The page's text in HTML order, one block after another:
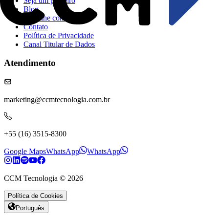
Blog​​​​‌ ‍ ​‍​‍‌‍ ‌ ​‍‌‍‍‌‌‍‌ ‌‍‍‌‌‍ ‍​‍​‍​ ‍‍​‍​‍‌ ​ ‌‍​‌‌‍ ‍‌‍‍‌‌ ‌​‌ ‍‌​‍ ‍‌‍‍‌‌‍ ​‍​‍​‍ ​​‍​‍‌‍‍​‌ ​‍‌‍‌‌‌‍‌‍​‍​‍​ ‍‍​‍​‍‌‍‍​‌ ‌​‌ ‌​‌ ​​‌ ​ ​ ‍‍​‍ ​‍ ‌‍​ ‌‍​ ‌‍ ‌‌ ‌​‌‍‌‌‌‍​ ‌‍ ‍‌‍ ‌‍ ​‌‍ ‌‍‌ ‌‍‍‌‌‍​‌​‍ ‍‌‍​ ‌‍ ‌‍ ‌​‍ ‍‌‍​‍‌ ​‍​‍ ‌‍​‌‌‍‌​‌‍ ‌‌‍‍‌‌‍ ‍​‍ ‌‍‍‌‌‍ ‍‌ ‌​‌‍‌‌‌‍ ‍‌ ‌​​‍ ‌‍‌‌‌‍‌​‌‍‍‌‌ ‌​​‍ ‌‍ ‌‌‍ ‌‍‌​‌‍‌‌​ ‌‌ ​​‌ ​‍‌‍‌‌‌ ​ ‌‍‌‌‌‍ ‍‌ ‌​‌‍​‌‌ ‌​‌‍‍‌‌‍ ‌‍ ‍​ ‍ ‌‍‍‌‌‍‌​​ ‌‌‍‌‍‌‍ ‌‍ ‌ ‌​‌‍‌‌‌ ​‍​ ‍ ‌ ‌​‌ ‍‌‌ ​​‌‍‌‌​ ‌‌‍‌‍‌‍ ‌‍ ‌ ‌​‌‍‌‌‌ ​‍​ ‍ ‌ ​​‌‍​‌‌ ‌​‌‍‍​​ ‌‌‍‌‍‌‍ ‌‍ ‌ ‌​‌‍‌‌‌ ​‍‌​‌ ‌ ​‍‌‍ ‌ ‌‌‌ ​​‌ ​ ​‍‌‌​ ‌‌‌​​‍‌‌ ‌‍‍ ‌‍‌‌‌ ‍‌​‍‌‌​ ​ ‌​‌​​‍‌‌​ ​ ‌​‌​​‍‌‌​ ​‍​ ​‍​ ​ ‌‍​‌​ ​ ‌‍​‌​ ​ ‌‍‌‌​ ​‍​ ​ ‌‍‌​​ ‌‌‌‍‌‍​ ‍​​‍‌‌​ ​‍​ ​‍​‍‌‌​ ‌‌‌​‌​​‍ ‍‌‍‌‍‌‍ ‌‍ ‌ ‌​‌‍‌‌‌ ​‍‌​‍‌‌ ‌​‌‍‌‌‌‍ ‌‌ ​ ​‍‌‌​ ‌‌‌​​‍‌‌ ‌‍‍ ‌‍‌‌‌ ‍‌​‍‌‌​ ​ ‌​‌​​‍‌‌​ ​ ‌​‌​​‍‌‌​ ​‍​ ​‍​ ​‌‌‍‌‌​ ‌ ​ ‍‌​ ​​​ ‌‍​ ‌​‌‍​‍​ ‍‌‌‍‌​​ ​‌​ ​‍​‍‌‌​ ​‍​ ​‍​‍‌‌​ ‌‌‌​‌​​‍ ‍‌‍ ​‌‍​‌‌‍​‍‌‍‌‌‌‍ ​​‍‌‌​ ‌‌‌​​‍‌‌ ‌‍‍ ‌‍‌‌‌ ‍‌​‍‌‌​ ​ ‌​‌​​‍‌‌​ ​ ‌​‌​​‍‌‌​ ​‍​ ​‍‌ ​​‌ ‌​​‍‌‌​ ​‍​ ​‍​‍‌‌​ ‌‌‌​‌​​‍ ‍‌ ‌‍‌‍​‌‌‍ ​‌ ‌‌‌‍‌‌​ ‌‍​‍‌‍​‌‌ ​ ‌‍‌‌‌‌‌‌‌ ​‍‌‍ ​​ ‌‌‍‍​‌ ‌​‌ ‌​‌ ​​‌ ​ ​‍‌‌​ ​ ‌​​‌​‍‌‌​ ​‍‌​‌‍​‍‌‌​ ​‍‌​‌‍‌‍​ ‌‍​ ‌‍ ‌‌ ‌​‌‍‌‌‌‍​ ‌‍ ‍‌‍ ‌‍ ​‌‍ ‌‍‌ ‌‍‍‌‌‍​‌​‍ ‍‌‍​ ‌‍ ‌‍ ‌​‍ ‍‌‍​‍‌ ​‍​‍‌‌​ ​‍‌​‌‍‌‍​‌‌‍‌​‌‍ ‌‌‍‍‌‌‍ ‍​‍‌‍‌‍‍‌‌‍‌​​ ‌‌‍‌‍‌‍ ‌‍ ‌ ‌​‌‍‌‌‌ ​‍​‍‌‍‌ ‌​‌ ‍‌‌ ​​‌‍‌‌​ ‌‌‍‌‍‌‍ ‌‍ ‌ ‌​‌‍‌‌‌ ​‍​‍‌‍‌ ​​‌‍​‌‌ ‌​‌‍‍​​ ‌‌‍‌‍‌‍ ‌‍ ‌ ‌​‌‍‌‌‌ ​‍‌​‌ ‌ ​‍‌‍ ‌ ‌‌‌ ​​‌ ​ ​‍‌‌​ ‌‌‌​​‍‌‌ ‌‍‍ ‌‍‌‌‌ ‍‌​‍‌‌​ ​ ‌​‌​​‍‌‌​ ​ ‌​‌​​‍‌‌​ ​‍​ ​‍​ ​ ‌‍​‌​ ​ ‌‍​‌​ ​ ‌‍‌‌​ ​‍​ ​ ‌‍‌​​ ‌‌‌‍‌‍​ ‍​​‍‌‌​ ​‍​ ​‍​‍‌‌​ ‌‌‌​‌​​‍ ‍‌‍‌‍‌‍ ‌‍ ‌ ‌​‌‍‌‌‌ ​‍‌​‍‌‌ ‌​‌‍‌‌‌‍ ‌‌ ​ ​‍‌‌​ ‌‌‌​​‍‌‌ ‌‍‍ ‌‍‌‌‌ ‍‌​‍‌‌​ ​ ‌​‌​​‍‌‌​ ​ ‌​‌​​‍‌‌​ ​‍​ ​‍​ ​‌‌‍‌‌​ ‌ ​ ‍‌​ ​​​ ‌‍​ ‌​‌‍​‍​ ‍‌‌‍‌​​ ​‌​ ​‍​‍‌‌​ ​‍​ ​‍​‍‌‌​ ‌‌‌​‌​​‍ ‍‌‍ ​‌‍​‌‌‍​‍‌‍‌‌‌‍ ​​‍‌‌​ ‌‌‌​​‍‌‌ ‌‍‍ ‌‍‌‌‌ ‍‌​‍‌‌​ ​ ‌​‌​​‍‌‌​ ​ ‌​‌​​‍‌‌​ ​‍​ ​‍‌ ​​‌ ‌​​‍‌‌​ ​‍​ ​‍​‍‌‌​ ‌‌‌​‌​​‍ ‍‌ ‌‍‌‍​‌‌‍ ​‌ ‌‌‌‍‌‌​‍‌‍‌ ​​‌‍‌‌‌ ​‍‌ ​ ‌ ​​‌‍‌‌‌‍​ ‌ ‌​‌‍‍‌‌ ‌‍‌‍‌‌​ ‌‌ ​​‌ ‌‌‌‍​‍‌‍ ​‌‍‍‌‌ ​ ‌‍‍​‌‍‌‌‌‍‌​​‍​‍‌ ‌
Trabalhe conosco​​​​‌ ‍ ​‍​‍‌‍ ‌ ​‍‌‍‍‌‌‍‌ ‌‍‍‌‌‍ ‍​‍​‍​ ‍‍​‍​‍‌ ​ ‌‍​‌‌‍ ‍‌‍‍‌‌ ‌​‌ ‍‌​‍ ‍‌‍‍‌‌‍ ​‍​‍​‍ ​​‍​‍‌‍‍​‌ ​‍‌‍‌‌‌‍‌‍​‍​‍​ ‍‍​‍​‍‌‍‍​‌ ‌​‌ ‌​‌ ​​‌ ​ ​ ‍‍​‍ ​‍ ‌‍​ ‌‍​ ‌‍ ‌‌ ‌​‌‍‌‌‌‍​ ‌‍ ‍‌‍ ‌‍ ​‌‍ ‌‍‌ ‌‍‍‌‌‍​‌​‍ ‍‌‍​ ‌‍ ‌‍ ‌​‍ ‍‌‍​‍‌ ​‍​‍ ‌‍​‌‌‍‌​‌‍ ‌‌‍‍‌‌‍ ‍​‍ ‌‍‍‌‌‍ ‍‌ ‌​‌‍‌‌‌‍ ‍‌ ‌​​‍ ‌‍‌‌‌‍‌​‌‍‍‌‌ ‌​​‍ ‌‍ ‌‌‍ ‌‍‌​‌‍‌‌​ ‌‌ ​​‌ ​‍‌‍‌‌‌ ​ ‌‍‌‌‌‍ ‍‌ ‌​‌‍​‌‌ ‌​‌‍‍‌‌‍ ‌‍ ‍​ ‍ ‌‍‍‌‌‍‌​​ ‌‌‍‌‍‌‍ ‌‍ ‌ ‌​‌‍‌‌‌ ​‍​ ‍ ‌ ‌​‌ ‍‌‌ ​​‌‍‌‌​ ‌‌‍‌‍‌‍ ‌‍ ‌ ‌​‌‍‌‌‌ ​‍​ ‍ ‌ ​​‌‍​‌‌ ‌​‌‍‍​​ ‌‌‍‌‍‌‍ ‌‍ ‌ ‌​‌‍‌‌‌ ​‍‌​‌ ‌ ​‍‌‍ ‌ ‌‌‌ ​​‌ ​ ​‍‌‌​ ‌‌‌​​‍‌‌ ‌‍‍ ‌‍‌‌‌ ‍‌​‍‌‌​ ​ ‌​‌​​‍‌‌​ ​ ‌​‌​​‍‌‌​ ​‍​ ​‍​ ​ ‌‍​‌​ ​ ‌‍​‌​ ​ ‌‍‌‌​ ​‍​ ​ ‌‍‌​​ ‌‌‌‍‌‍​ ‍​​‍‌‌​ ​‍​ ​‍​‍‌‌​ ‌‌‌​‌​​‍ ‍‌‍‌‍‌‍ ‌‍ ‌ ‌​‌‍‌‌‌ ​‍‌​‍‌‌ ‌​‌‍‌‌‌‍ ‌‌ ​ ​‍‌‌​ ‌‌‌​​‍‌‌ ‌‍‍ ‌‍‌‌‌ ‍‌​‍‌‌​ ​ ‌​‌​​‍‌‌​ ​ ‌​‌​​‍‌‌​ ​‍​ ​‍‌‍‌​‌‍​‍‌‍​ ​ ​​‌‍‌‌‌‍‌‌​ ‌​​ ​‍​ ‌​​ ​​‌‍​‌​ ‍‌​‍‌‌​ ​‍​ ​‍​‍‌‌​ ‌‌‌​‌​​‍ ‍‌‍ ​‌‍​‌‌‍​‍‌‍‌‌‌‍ ​​‍‌‌​ ‌‌‌​​‍‌‌ ‌‍‍ ‌‍‌‌‌ ‍‌​‍‌‌​ ​ ‌​‌​​‍‌‌​ ​ ‌​‌​​‍‌‌​ ​‍​ ​‍‌ ​​‌ ‌​​‍‌‌​ ​‍​ ​‍​‍‌‌​ ‌‌‌​‌​​‍ ‍‌ ‌‍‌‍​‌‌‍ ​‌ ‌‌‌‍‌‌​ ‌‍​‍‌‍​‌‌ ​ ‌‍‌‌‌‌‌‌‌ ​‍‌‍ ​​ ‌‌‍‍​‌ ‌​‌ ‌​‌ ​​‌ ​ ​‍‌‌​ ​ ‌​​‌​‍‌‌​ ​‍‌​‌‍​‍‌‌​ ​‍‌​‌‍‌‍​ ‌‍​ ‌‍ ‌‌ ‌​‌‍‌‌‌‍​ ‌‍ ‍‌‍ ‌‍ ​‌‍ ‌‍‌ ‌‍‍‌‌‍​‌​‍ ‍‌‍​ ‌‍ ‌‍ ‌​‍ ‍‌‍​‍‌ ​‍​‍‌‌​ ​‍‌​‌‍‌‍​‌‌‍‌​‌‍ ‌‌‍‍‌‌‍ ‍​‍‌‍‌‍‍‌‌‍‌​​ ‌‌‍‌‍‌‍ ‌‍ ‌ ‌​‌‍‌‌‌ ​‍​‍‌‍‌ ‌​‌ ‍‌‌ ​​‌‍‌‌​ ‌‌‍‌‍‌‍ ‌‍ ‌ ‌​‌‍‌‌‌ ​‍​‍‌‍‌ ​​‌‍​‌‌ ‌​‌‍‍​​ ‌‌‍‌‍‌‍ ‌‍ ‌ ‌​‌‍‌‌‌ ​‍‌​‌ ‌ ​‍‌‍ ‌ ‌‌‌ ​​‌ ​ ​‍‌‌​ ‌‌‌​​‍‌‌ ‌‍‍ ‌‍‌‌‌ ‍‌​‍‌‌​ ​ ‌​‌​​‍‌‌​ ​ ‌​‌​​‍‌‌​ ​‍​ ​‍​ ​ ‌‍​‌​ ​ ‌‍​‌​ ​ ‌‍‌‌​ ​‍​ ​ ‌‍‌​​ ‌‌‌‍‌‍​ ‍​​‍‌‌​ ​‍​ ​‍​‍‌‌​ ‌‌‌​‌​​‍ ‍‌‍‌‍‌‍ ‌‍ ‌ ‌​‌‍‌‌‌ ​‍‌​‍‌‌ ‌​‌‍‌‌‌‍ ‌‌ ​ ​‍‌‌​ ‌‌‌​​‍‌‌ ‌‍‍ ‌‍‌‌‌ ‍‌​‍‌‌​ ​ ‌​‌​​‍‌‌​ ​ ‌​‌​​‍‌‌​ ​‍​ ​‍‌‍‌​‌‍​‍‌‍​ ​ ​​‌‍‌‌‌‍‌‌​ ‌​​ ​‍​ ‌​​ ​​‌‍​‌​ ‍‌​‍‌‌​ ​‍​ ​‍​‍‌‌​ ‌‌‌​‌​​‍ ‍‌‍ ​‌‍​‌‌‍​‍‌‍‌‌‌‍ ​​‍‌‌​ ‌‌‌​​‍‌‌ ‌‍‍ ‌‍‌‌‌ ‍‌​‍‌‌​ ​ ‌​‌​​‍‌‌​ ​ ‌​‌​​‍‌‌​ ​‍​ ​‍‌ ​​‌ ‌​​‍‌‌​ ​‍​ ​‍​‍‌‌​ ‌‌‌​‌​​‍ ‍‌ ‌‍‌‍​‌‌‍ ​‌ ‌‌‌‍‌‌​‍‌‍‌ ​​‌‍‌‌‌ ​‍‌ ​ ‌ ​​‌‍‌‌‌‍​ ‌ ‌​‌‍‍‌‌ ‌‍‌‍‌‌​ ‌‌ ​​‌ ‌‌‌‍​‍‌‍ ​‌‍‍‌‌ ​ ‌‍‍​‌‍‌‌‌‍‌​​‍​‍‌ ‌
Contato​​​​‌ ‍ ​‍​‍‌‍ ‌ ​‍‌‍‍‌‌‍‌ ‌‍‍‌‌‍ ‍​‍​‍​ ‍‍​‍​‍‌ ​ ‌‍​‌‌‍ ‍‌‍‍‌‌ ‌​‌ ‍‌​‍ ‍‌‍‍‌‌‍ ​‍​‍​‍ ​​‍​‍‌‍‍​‌ ​‍‌‍‌‌‌‍‌‍​‍​‍​ ‍‍​‍​‍‌‍‍​‌ ‌​‌ ‌​‌ ​​‌ ​ ​ ‍‍​‍ ​‍ ‌‍​ ‌‍​ ‌‍ ‌‌ ‌​‌‍‌‌‌‍​ ‌‍ ‍‌‍ ‌‍ ​‌‍ ‌‍‌ ‌‍‍‌‌‍​‌​‍ ‍‌‍​ ‌‍ ‌‍ ‌​‍ ‍‌‍​‍‌ ​‍​‍ ‌‍​‌‌‍‌​‌‍ ‌‌‍‍‌‌‍ ‍​‍ ‌‍‍‌‌‍ ‍‌ ‌​‌‍‌‌‌‍ ‍‌ ‌​​‍ ‌‍‌‌‌‍‌​‌‍‍‌‌ ‌​​‍ ‌‍ ‌‌‍ ‌‍‌​‌‍‌‌​ ‌‌ ​​‌ ​‍‌‍‌‌‌ ​ ‌‍‌‌‌‍ ‍‌ ‌​‌‍​‌‌ ‌​‌‍‍‌‌‍ ‌‍ ‍​ ‍ ‌‍‍‌‌‍‌​​ ‌‌‍‌‍‌‍ ‌‍ ‌ ‌​‌‍‌‌‌ ​‍​ ‍ ‌ ‌​‌ ‍‌‌ ​​‌‍‌‌​ ‌‌‍‌‍‌‍ ‌‍ ‌ ‌​‌‍‌‌‌ ​‍​ ‍ ‌ ​​‌‍​‌‌ ‌​‌‍‍​​ ‌‌‍‌‍‌‍ ‌‍ ‌ ‌​‌‍‌‌‌ ​‍‌​‌ ‌ ​‍‌‍ ‌ ‌‌‌ ​​‌ ​ ​‍‌‌​ ‌‌‌​​‍‌‌ ‌‍‍ ‌‍‌‌‌ ‍‌​‍‌‌​ ​ ‌​‌​​‍‌‌​ ​ ‌​‌​​‍‌‌​ ​‍​ ​‍​ ​ ‌‍​‌​ ​ ‌‍​‌​ ​ ‌‍‌‌​ ​‍​ ​ ‌‍‌​​ ‌‌‌‍‌‍​ ‍​​‍‌‌​ ​‍​ ​‍​‍‌‌​ ‌‌‌​‌​​‍ ‍‌‍‌‍‌‍ ‌‍ ‌ ‌​‌‍‌‌‌ ​‍‌​‍‌‌ ‌​‌‍‌‌‌‍ ‌‌ ​ ​‍‌‌​ ‌‌‌​​‍‌‌ ‌‍‍ ‌‍‌‌‌ ‍‌​‍‌‌​ ​ ‌​‌​​‍‌‌​ ​ ‌​‌​​‍‌‌​ ​‍​ ​‍​ ​ ​ ‌‌​ ​‌​ ​‍​ ‌‌​ ​​‌‍​‌‌‍‌​‌‍‌‌​ ​​‌‍​‌​ ‌ ​‍‌‌​ ​‍​ ​‍​‍‌‌​ ‌‌‌​‌​​‍ ‍‌‍ ​‌‍​‌‌‍​‍‌‍‌‌‌‍ ​​‍‌‌​ ‌‌‌​​‍‌‌ ‌‍‍ ‌‍‌‌‌ ‍‌​‍‌‌​ ​ ‌​‌​​‍‌‌​ ​ ‌​‌​​‍‌‌​ ​‍​ ​‍‌ ​​‌ ‌​​‍‌‌​ ​‍​ ​‍​‍‌‌​ ‌‌‌​‌​​‍ ‍‌ ‌‍‌‍​‌‌‍ ​‌ ‌‌‌‍‌‌​ ‌‍​‍‌‍​‌‌ ​ ‌‍‌‌‌‌‌‌‌ ​‍‌‍ ​​ ‌‌‍‍​‌ ‌​‌ ‌​‌ ​​‌ ​ ​‍‌‌​ ​ ‌​​‌​‍‌‌​ ​‍‌​‌‍​‍‌‌​ ​‍‌​‌‍‌‍​ ‌‍​ ‌‍ ‌‌ ‌​‌‍‌‌‌‍​ ‌‍ ‍‌‍ ‌‍ ​‌‍ ‌‍‌ ‌‍‍‌‌‍​‌​‍ ‍‌‍​ ‌‍ ‌‍ ‌​‍ ‍‌‍​‍‌ ​‍​‍‌‌​ ​‍‌​‌‍‌‍​‌‌‍‌​‌‍ ‌‌‍‍‌‌‍ ‍​‍‌‍‌‍‍‌‌‍‌​​ ‌‌‍‌‍‌‍ ‌‍ ‌ ‌​‌‍‌‌‌ ​‍​‍‌‍‌ ‌​‌ ‍‌‌ ​​‌‍‌‌​ ‌‌‍‌‍‌‍ ‌‍ ‌ ‌​‌‍‌‌‌ ​‍​‍‌‍‌ ​​‌‍​‌‌ ‌​‌‍‍​​ ‌‌‍‌‍‌‍ ‌‍ ‌ ‌​‌‍‌‌‌ ​‍‌​‌ ‌ ​‍‌‍ ‌ ‌‌‌ ​​‌ ​ ​‍‌‌​ ‌‌‌​​‍‌‌ ‌‍‍ ‌‍‌‌‌ ‍‌​‍‌‌​ ​ ‌​‌​​‍‌‌​ ​ ‌​‌​​‍‌‌​ ​‍​ ​‍​ ​ ‌‍​‌​ ​ ‌‍​‌​ ​ ‌‍‌‌​ ​‍​ ​ ‌‍‌​​ ‌‌‌‍‌‍​ ‍​​‍‌‌​ ​‍​ ​‍​‍‌‌​ ‌‌‌​‌​​‍ ‍‌‍‌‍‌‍ ‌‍ ‌ ‌​‌‍‌‌‌ ​‍‌​‍‌‌ ‌​‌‍‌‌‌‍ ‌‌ ​ ​‍‌‌​ ‌‌‌​​‍‌‌ ‌‍‍ ‌‍‌‌‌ ‍‌​‍‌‌​ ​ ‌​‌​​‍‌‌​ ​ ‌​‌​​‍‌‌​ ​‍​ ​‍​ ​ ​ ‌‌​ ​‌​ ​‍​ ‌‌​ ​​‌‍​‌‌‍‌​‌‍‌‌​ ​​‌‍​‌​ ‌ ​‍‌‌​ ​‍​ ​‍​‍‌‌​ ‌‌‌​‌​​‍ ‍‌‍ ​‌‍​‌‌‍​‍‌‍‌‌‌‍ ​​‍‌‌​ ‌‌‌​​‍‌‌ ‌‍‍ ‌‍‌‌‌ ‍‌​‍‌‌​ ​ ‌​‌​​‍‌‌​ ​ ‌​‌​​‍‌‌​ ​‍​ ​‍‌ ​​‌ ‌​​‍‌‌​ ​‍​ ​‍​‍‌‌​ ‌‌‌​‌​​‍ ‍‌ ‌‍‌‍​‌‌‍ ​‌ ‌‌‌‍‌‌​‍‌‍‌ ​​‌‍‌‌‌ ​‍‌ ​ ‌ ​​‌‍‌‌‌‍​ ‌ ‌​‌‍‍‌‌ ‌‍‌‍‌‌​ ‌‌ ​​‌ ‌‌‌‍​‍‌‍ ​‌‍‍‌‌ ​ ‌‍‍​‌‍‌‌‌‍‌​​‍​‍‌ ‌
Política de Privacidade​​​​‌ ‍ ​‍​‍‌‍ ‌ ​‍‌‍‍‌‌‍‌ ‌‍‍‌‌‍ ‍​‍​‍​ ‍‍​‍​‍‌ ​ ‌‍​‌‌‍ ‍‌‍‍‌‌ ‌​‌ ‍‌​‍ ‍‌‍‍‌‌‍ ​‍​‍​‍ ​​‍​‍‌‍‍​‌ ​‍‌‍‌‌‌‍‌‍​‍​‍​ ‍‍​‍​‍‌‍‍​‌ ‌​‌ ‌​‌ ​​‌ ​ ​ ‍‍​‍ ​‍ ‌‍​ ‌‍​ ‌‍ ‌‌ ‌​‌‍‌‌‌‍​ ‌‍ ‍‌‍ ‌‍ ​‌‍ ‌‍‌ ‌‍‍‌‌‍​‌​‍ ‍‌‍​ ‌‍ ‌‍ ‌​‍ ‍‌‍​‍‌ ​‍​‍ ‌‍​‌‌‍‌​‌‍ ‌‌‍‍‌‌‍ ‍​‍ ‌‍‍‌‌‍ ‍‌ ‌​‌‍‌‌‌‍ ‍‌ ‌​​‍ ‌‍‌‌‌‍‌​‌‍‍‌‌ ‌​​‍ ‌‍ ‌‌‍ ‌‍‌​‌‍‌‌​ ‌‌ ​​‌ ​‍‌‍‌‌‌ ​ ‌‍‌‌‌‍ ‍‌ ‌​‌‍​‌‌ ‌​‌‍‍‌‌‍ ‌‍ ‍​ ‍ ‌‍‍‌‌‍‌​​ ‌‌‍‌‍‌‍ ‌‍ ‌ ‌​‌‍‌‌‌ ​‍​ ‍ ‌ ‌​‌ ‍‌‌ ​​‌‍‌‌​ ‌‌‍‌‍‌‍ ‌‍ ‌ ‌​‌‍‌‌‌ ​‍​ ‍ ‌ ​​‌‍​‌‌ ‌​‌‍‍​​ ‌‌‍‌‍‌‍ ‌‍ ‌ ‌​‌‍‌‌‌ ​‍‌​‌ ‌ ​‍‌‍ ‌ ‌‌‌ ​​‌ ​ ​‍‌‌​ ‌‌‌​​‍‌‌ ‌‍‍ ‌‍‌‌‌ ‍‌​‍‌‌​ ​ ‌​‌​​‍‌‌​ ​ ‌​‌​​‍‌‌​ ​‍​ ​‍​ ​ ‌‍​‌​ ​ ‌‍​‌​ ​ ‌‍‌‌​ ​‍​ ​ ‌‍‌​​ ‌‌‌‍‌‍​ ‍​​‍‌‌​ ​‍​ ​‍​‍‌‌​ ‌‌‌​‌​​‍ ‍‌‍‌‍‌‍ ‌‍ ‌ ‌​‌‍‌‌‌ ​‍‌​‍‌‌ ‌​‌‍‌‌‌‍ ‌‌ ​ ​‍‌‌​ ‌‌‌​​‍‌‌ ‌‍‍ ‌‍‌‌‌ ‍‌​‍‌‌​ ​ ‌​‌​​‍‌‌​ ​ ‌​‌​​‍‌‌​ ​‍​ ​‍‌‍‌‍​ ‌ ‌‍‌‍‌‍‌‌​ ​​‌‍​‌‌‍‌‌​ ‌‌​ ‍‌​ ​ ‌‍‌​​ ‌‍​‍‌‌​ ​‍​ ​‍​‍‌‌​ ‌‌‌​‌​​‍ ‍‌‍ ​‌‍​‌‌‍​‍‌‍‌‌‌‍ ​​‍‌‌​ ‌‌‌​​‍‌‌ ‌‍‍ ‌‍‌‌‌ ‍‌​‍‌‌​ ​ ‌​‌​​‍‌‌​ ​ ‌​‌​​‍‌‌​ ​‍​ ​‍‌ ​​‌ ‌​​‍‌‌​ ​‍​ ​‍​‍‌‌​ ‌‌‌​‌​​‍ ‍‌ ‌‍‌‍​‌‌‍ ​‌ ‌‌‌‍‌‌​ ‌‍​‍‌‍​‌‌ ​ ‌‍‌‌‌‌‌‌‌ ​‍‌‍ ​​ ‌‌‍‍​‌ ‌​‌ ‌​‌ ​​‌ ​ ​‍‌‌​ ​ ‌​​‌​‍‌‌​ ​‍‌​‌‍​‍‌‌​ ​‍‌​‌‍‌‍​ ‌‍​ ‌‍ ‌‌ ‌​‌‍‌‌‌‍​ ‌‍ ‍‌‍ ‌‍ ​‌‍ ‌‍‌ ‌‍‍‌‌‍​‌​‍ ‍‌‍​ ‌‍ ‌‍ ‌​‍ ‍‌‍​‍‌ ​‍​‍‌‌​ ​‍‌​‌‍‌‍​‌‌‍‌​‌‍ ‌‌‍‍‌‌‍ ‍​‍‌‍‌‍‍‌‌‍‌​​ ‌‌‍‌‍‌‍ ‌‍ ‌ ‌​‌‍‌‌‌ ​‍​‍‌‍‌ ‌​‌ ‍‌‌ ​​‌‍‌‌​ ‌‌‍‌‍‌‍ ‌‍ ‌ ‌​‌‍‌‌‌ ​‍​‍‌‍‌ ​​‌‍​‌‌ ‌​‌‍‍​​ ‌‌‍‌‍‌‍ ‌‍ ‌ ‌​‌‍‌‌‌ ​‍‌​‌ ‌ ​‍‌‍ ‌ ‌‌‌ ​​‌ ​ ​‍‌‌​ ‌‌‌​​‍‌‌ ‌‍‍ ‌‍‌‌‌ ‍‌​‍‌‌​ ​ ‌​‌​​‍‌‌​ ​ ‌​‌​​‍‌‌​ ​‍​ ​‍​ ​ ‌‍​‌​ ​ ‌‍​‌​ ​ ‌‍‌‌​ ​‍​ ​ ‌‍‌​​ ‌‌‌‍‌‍​ ‍​​‍‌‌​ ​‍​ ​‍​‍‌‌​ ‌‌‌​‌​​‍ ‍‌‍‌‍‌‍ ‌‍ ‌ ‌​‌‍‌‌‌ ​‍‌​‍‌‌ ‌​‌‍‌‌‌‍ ‌‌ ​ ​‍‌‌​ ‌‌‌​​‍‌‌ ‌‍‍ ‌‍‌‌‌ ‍‌​‍‌‌​ ​ ‌​‌​​‍‌‌​ ​ ‌​‌​​‍‌‌​ ​‍​ ​‍‌‍‌‍​ ‌ ‌‍‌‍‌‍‌‌​ ​​‌‍​‌‌‍‌‌​ ‌‌​ ‍‌​ ​ ‌‍‌​​ ‌‍​‍‌‌​ ​‍​ ​‍​‍‌‌​ ‌‌‌​‌​​‍ ‍‌‍ ​‌‍​‌‌‍​‍‌‍‌‌‌‍ ​​‍‌‌​ ‌‌‌​​‍‌‌ ‌‍‍ ‌‍‌‌‌ ‍‌​‍‌‌​ ​ ‌​‌​​‍‌‌​ ​ ‌​‌​​‍‌‌​ ​‍​ ​‍‌ ​​‌ ‌​​‍‌‌​ ​‍​ ​‍​‍‌‌​ ‌‌‌​‌​​‍ ‍‌ ‌‍‌‍​‌‌‍ ​‌ ‌‌‌‍‌‌​‍‌‍‌ ​​‌‍‌‌‌ ​‍‌ ​ ‌ ​​‌‍‌‌‌‍​ ‌ ‌​‌‍‍‌‌ ‌‍‌‍‌‌​ ‌‌ ​​‌ ‌‌‌‍​‍‌‍ ​‌‍‍‌‌ ​ ‌‍‍​‌‍‌‌‌‍‌​​‍​‍‌ ‌
Canal Titular de Dados​​​​‌ ‍ ​‍​‍‌‍ ‌ ​‍‌‍‍‌‌‍‌ ‌‍‍‌‌‍ ‍​‍​‍​ ‍‍​‍​‍‌ ​ ‌‍​‌‌‍ ‍‌‍‍‌‌ ‌​‌ ‍‌​‍ ‍‌‍‍‌‌‍ ​‍​‍​‍ ​​‍​‍‌‍‍​‌ ​‍‌‍‌‌‌‍‌‍​‍​‍​ ‍‍​‍​‍‌‍‍​‌ ‌​‌ ‌​‌ ​​‌ ​ ​ ‍‍​‍ ​‍ ‌‍​ ‌‍​ ‌‍ ‌‌ ‌​‌‍‌‌‌‍​ ‌‍ ‍‌‍ ‌‍ ​‌‍ ‌‍‌ ‌‍‍‌‌‍​‌​‍ ‍‌‍​ ‌‍ ‌‍ ‌​‍ ‍‌‍​‍‌ ​‍​‍ ‌‍​‌‌‍‌​‌‍ ‌‌‍‍‌‌‍ ‍​‍ ‌‍‍‌‌‍ ‍‌ ‌​‌‍‌‌‌‍ ‍‌ ‌​​‍ ‌‍‌‌‌‍‌​‌‍‍‌‌ ‌​​‍ ‌‍ ‌‌‍ ‌‍‌​‌‍‌‌​ ‌‌ ​​‌ ​‍‌‍‌‌‌ ​ ‌‍‌‌‌‍ ‍‌ ‌​‌‍​‌‌ ‌​‌‍‍‌‌‍ ‌‍ ‍​ ‍ ‌‍‍‌‌‍‌​​ ‌‌‍‌‍‌‍ ‌‍ ‌ ‌​‌‍‌‌‌ ​‍​ ‍ ‌ ‌​‌ ‍‌‌ ​​‌‍‌‌​ ‌‌‍‌‍‌‍ ‌‍ ‌ ‌​‌‍‌‌‌ ​‍​ ‍ ‌ ​​‌‍​‌‌ ‌​‌‍‍​​ ‌‌‍‌‍‌‍ ‌‍ ‌ ‌​‌‍‌‌‌ ​‍‌​‌ ‌ ​‍‌‍ ‌ ‌‌‌ ​​‌ ​ ​‍‌‌​ ‌‌‌​​‍‌‌ ‌‍‍ ‌‍‌‌‌ ‍‌​‍‌‌​ ​ ‌​‌​​‍‌‌​ ​ ‌​‌​​‍‌‌​ ​‍​ ​‍​ ​ ‌‍​‌​ ​ ‌‍​‌​ ​ ‌‍‌‌​ ​‍​ ​ ‌‍‌​​ ‌‌‌‍‌‍​ ‍​​‍‌‌​ ​‍​ ​‍​‍‌‌​ ‌‌‌​‌​​‍ ‍‌‍‌‍‌‍ ‌‍ ‌ ‌​‌‍‌‌‌ ​‍‌​‍‌‌ ‌​‌‍‌‌‌‍ ‌‌ ​ ​‍‌‌​ ‌‌‌​​‍‌‌ ‌‍‍ ‌‍‌‌‌ ‍‌​‍‌‌​ ​ ‌​‌​​‍‌‌​ ​ ‌​‌​​‍‌‌​ ​‍​ ​‍​ ​‍​ ‍‌​ ‌ ​ ​​​ ‍​‌‍‌‍​ ‍‌‌‍‌​‌‍‌‌​ ​ ‌‍​‍​ ‌ ​‍‌‌​ ​‍​ ​‍​‍‌‌​ ‌‌‌​‌​​‍ ‍‌‍ ​‌‍​‌‌‍​‍‌‍‌‌‌‍ ​​‍‌‌​ ‌‌‌​​‍‌‌ ‌‍‍ ‌‍‌‌‌ ‍‌​‍‌‌​ ​ ‌​‌​​‍‌‌​ ​ ‌​‌​​‍‌‌​ ​‍​ ​‍‌ ​​‌ ‌​​‍‌‌​ ​‍​ ​‍​‍‌‌​ ‌‌‌​‌​​‍ ‍‌ ‌‍‌‍​‌‌‍ ​‌ ‌‌‌‍‌‌​ ‌‍​‍‌‍​‌‌ ​ ‌‍‌‌‌‌‌‌‌ ​‍‌‍ ​​ ‌‌‍‍​‌ ‌​‌ ‌​‌ ​​‌ ​ ​‍‌‌​ ​ ‌​​‌​‍‌‌​ ​‍‌​‌‍​‍‌‌​ ​‍‌​‌‍‌‍​ ‌‍​ ‌‍ ‌‌ ‌​‌‍‌‌‌‍​ ‌‍ ‍‌‍ ‌‍ ​‌‍ ‌‍‌ ‌‍‍‌‌‍​‌​‍ ‍‌‍​ ‌‍ ‌‍ ‌​‍ ‍‌‍​‍‌ ​‍​‍‌‌​ ​‍‌​‌‍‌‍​‌‌‍‌​‌‍ ‌‌‍‍‌‌‍ ‍​‍‌‍‌‍‍‌‌‍‌​​ ‌‌‍‌‍‌‍ ‌‍ ‌ ‌​‌‍‌‌‌ ​‍​‍‌‍‌ ‌​‌ ‍‌‌ ​​‌‍‌‌​ ‌‌‍‌‍‌‍ ‌‍ ‌ ‌​‌‍‌‌‌ ​‍​‍‌‍‌ ​​‌‍​‌‌ ‌​‌‍‍​​ ‌‌‍‌‍‌‍ ‌‍ ‌ ‌​‌‍‌‌‌ ​‍‌​‌ ‌ ​‍‌‍ ‌ ‌‌‌ ​​‌ ​ ​‍‌‌​ ‌‌‌​​‍‌‌ ‌‍‍ ‌‍‌‌‌ ‍‌​‍‌‌​ ​ ‌​‌​​‍‌‌​ ​ ‌​‌​​‍‌‌​ ​‍​ ​‍​ ​ ‌‍​‌​ ​ ‌‍​‌​ ​ ‌‍‌‌​ ​‍​ ​ ‌‍‌​​ ‌‌‌‍‌‍​ ‍​​‍‌‌​ ​‍​ ​‍​‍‌‌​ ‌‌‌​‌​​‍ ‍‌‍‌‍‌‍ ‌‍ ‌ ‌​‌‍‌‌‌ ​‍‌​‍‌‌ ‌​‌‍‌‌‌‍ ‌‌ ​ ​‍‌‌​ ‌‌‌​​‍‌‌ ‌‍‍ ‌‍‌‌‌ ‍‌​‍‌‌​ ​ ‌​‌​​‍‌‌​ ​ ‌​‌​​‍‌‌​ ​‍​ ​‍​ ​‍​ ‍‌​ ‌ ​ ​​​ ‍​‌‍‌‍​ ‍‌‌‍‌​‌‍‌‌​ ​ ‌‍​‍​ ‌ ​‍‌‌​ ​‍​ ​‍​‍‌‌​ ‌‌‌​‌​​‍ ‍‌‍ ​‌‍​‌‌‍​‍‌‍‌‌‌‍ ​​‍‌‌​ ‌‌‌​​‍‌‌ ‌‍‍ ‌‍‌‌‌ ‍‌​‍‌‌​ ​ ‌​‌​​‍‌‌​ ​ ‌​‌​​‍‌‌​ ​‍​ ​‍‌ ​​‌ ‌​​‍‌‌​ ​‍​ ​‍​‍‌‌​ ‌‌‌​‌​​‍ ‍‌ ‌‍‌‍​‌‌‍ ​‌ ‌‌‌‍‌‌​‍‌‍‌ ​​‌‍‌‌‌ ​‍‌ ​ ‌ ​​‌‍‌‌‌‍​ ‌ ‌​‌‍‍‌‌ ‌‍‌‍‌‌​ ‌‌ ​​‌ ‌‌‌‍​‍‌‍ ​‌‍‍‌‌ ​ ‌‍‍​‌‍‌‌‌‍‌​​‍​‍‌ ‌
Atendimento​​​​‌ ‍ ​‍​‍‌‍ ‌ ​‍‌‍‍‌‌‍‌ ‌‍‍‌‌‍ ‍​‍​‍​ ‍‍​‍​‍‌ ​ ‌‍​‌‌‍ ‍‌‍‍‌‌ ‌​‌ ‍‌​‍ ‍‌‍‍‌‌‍ ​‍​‍​‍ ​​‍​‍‌‍‍​‌ ​‍‌‍‌‌‌‍‌‍​‍​‍​ ‍‍​‍​‍‌‍‍​‌ ‌​‌ ‌​‌ ​​‌ ​ ​ ‍‍​‍ ​‍ ‌‍​ ‌‍​ ‌‍ ‌‌ ‌​‌‍‌‌‌‍​ ‌‍ ‍‌‍ ‌‍ ​‌‍ ‌‍‌ ‌‍‍‌‌‍​‌​‍ ‍‌‍​ ‌‍ ‌‍ ‌​‍ ‍‌‍​‍‌ ​‍​‍ ‌‍​‌‌‍‌​‌‍ ‌‌‍‍‌‌‍ ‍​‍ ‌‍‍‌‌‍ ‍‌ ‌​‌‍‌‌‌‍ ‍‌ ‌​​‍ ‌‍‌‌‌‍‌​‌‍‍‌‌ ‌​​‍ ‌‍ ‌‌‍ ‌‍‌​‌‍‌‌​ ‌‌ ​​‌ ​‍‌‍‌‌‌ ​ ‌‍‌‌‌‍ ‍‌ ‌​‌‍​‌‌ ‌​‌‍‍‌‌‍ ‌‍ ‍​ ‍ ‌‍‍‌‌‍‌​​ ‌‌‍‌‍‌‍ ‌‍ ‌ ‌​‌‍‌‌‌ ​‍​ ‍ ‌ ‌​‌ ‍‌‌ ​​‌‍‌‌​ ‌‌‍‌‍‌‍ ‌‍ ‌ ‌​‌‍‌‌‌ ​‍​ ‍ ‌ ​​‌‍​‌‌ ‌​‌‍‍​​ ‌‌‍​ ‌‍ ‌‍ ‌‌ ​​‌‍​‌‌‍ ‍‌ ‍‌‌​‍‌‌‍ ‍‌‍‌‍‌‍ ‌ ​‍‌‍ ‌‌‍​‌‌ ‌​‌‍‍‌‌‍ ‌‍ ‍‌‌‌​‌‍‍‌‌ ‌​‌‍ ​‌‍‌‌​‍‌‌​ ‌‌‌​​‍‌‌ ‌‍‍ ‌‍‌‌‌ ‍‌​‍‌‌​ ​ ‌​‌​​‍‌‌​ ​ ‌​‌​​‍‌‌​ ​‍​ ​‍‌ ​​‌ ‌​​‍‌‌​ ​‍​ ​‍​‍‌‌​ ‌‌‌​‌​​‍ ‍‌ ‌‍‌‍​‌‌‍ ​‌ ‌‌‌‍‌‌​ ‌‍​‍‌‍​‌‌ ​ ‌‍‌‌‌‌‌‌‌ ​‍‌‍ ​​ ‌‌‍‍​‌ ‌​‌ ‌​‌ ​​‌ ​ ​‍‌‌​ ​ ‌​​‌​‍‌‌​ ​‍‌​‌‍​‍‌‌​ ​‍‌​‌‍‌‍​ ‌‍​ ‌‍ ‌‌ ‌​‌‍‌‌‌‍​ ‌‍ ‍‌‍ ‌‍ ​‌‍ ‌‍‌ ‌‍‍‌‌‍​‌​‍ ‍‌‍​ ‌‍ ‌‍ ‌​‍ ‍‌‍​‍‌ ​‍​‍‌‌​ ​‍‌​‌‍‌‍​‌‌‍‌​‌‍ ‌‌‍‍‌‌‍ ‍​‍‌‍‌‍‍‌‌‍‌​​ ‌‌‍‌‍‌‍ ‌‍ ‌ ‌​‌‍‌‌‌ ​‍​‍‌‍‌ ‌​‌ ‍‌‌ ​​‌‍‌‌​ ‌‌‍‌‍‌‍ ‌‍ ‌ ‌​‌‍‌‌‌ ​‍​‍‌‍‌ ​​‌‍​‌‌ ‌​‌‍‍​​ ‌‌‍​ ‌‍ ‌‍ ‌‌ ​​‌‍​‌‌‍ ‍‌ ‍‌‌​‍‌‌‍ ‍‌‍‌‍‌‍ ‌ ​‍‌‍ ‌‌‍​‌‌ ‌​‌‍‍‌‌‍ ‌‍ ‍‌‌‌​‌‍‍‌‌ ‌​‌‍ ​‌‍‌‌​‍‌‌​ ‌‌‌​​‍‌‌ ‌‍‍ ‌‍‌‌‌ ‍‌​‍‌‌​ ​ ‌​‌​​‍‌‌​ ​ ‌​‌​​‍‌‌​ ​‍​ ​‍‌ ​​‌ ‌​​‍‌‌​ ​‍​ ​‍​‍‌‌​ ‌‌‌​‌​​‍ ‍‌ ‌‍‌‍​‌‌‍ ​‌ ‌‌‌‍‌‌​‍‌‍‌ ​​‌‍‌‌‌ ​‍‌ ​ ‌ ​​‌‍‌‌‌‍​ ‌ ‌​‌‍‍‌‌ ‌‍‌‍‌‌​ ‌‌ ​​‌ ‌‌‌‍​‍‌‍ ​‌‍‍‌‌ ​ ‌‍‍​‌‍‌‌‌‍‌​​‍​‍‌ ‌
marketing@ccmtecnologia.com.br
+55 (16) 3515-8300​​​​‌ ‍ ​‍​‍‌‍ ‌ ​‍‌‍‍‌‌‍‌ ‌‍‍‌‌‍ ‍​‍​‍​ ‍‍​‍​‍‌ ​ ‌‍​‌‌‍ ‍‌‍‍‌‌ ‌​‌ ‍‌​‍ ‍‌‍‍‌‌‍ ​‍​‍​‍ ​​‍​‍‌‍‍​‌ ​‍‌‍‌‌‌‍‌‍​‍​‍​ ‍‍​‍​‍‌‍‍​‌ ‌​‌ ‌​‌ ​​‌ ​ ​ ‍‍​‍ ​‍ ‌‍​ ‌‍​ ‌‍ ‌‌ ‌​‌‍‌‌‌‍​ ‌‍ ‍‌‍ ‌‍ ​‌‍ ‌‍‌ ‌‍‍‌‌‍​‌​‍ ‍‌‍​ ‌‍ ‌‍ ‌​‍ ‍‌‍​‍‌ ​‍​‍ ‌‍​‌‌‍‌​‌‍ ‌‌‍‍‌‌‍ ‍​‍ ‌‍‍‌‌‍ ‍‌ ‌​‌‍‌‌‌‍ ‍‌ ‌​​‍ ‌‍‌‌‌‍‌​‌‍‍‌‌ ‌​​‍ ‌‍ ‌‌‍ ‌‍‌​‌‍‌‌​ ‌‌ ​​‌ ​‍‌‍‌‌‌ ​ ‌‍‌‌‌‍ ‍‌ ‌​‌‍​‌‌ ‌​‌‍‍‌‌‍ ‌‍ ‍​ ‍ ‌‍‍‌‌‍‌​​ ‌‌‍​‍‌ ​‍‌‍​‌‌‍ ‍‌‍‌​​ ‍ ‌ ‌​‌ ‍‌‌ ​​‌‍‌‌​ ‌‌‍​‍‌ ​‍‌‍​‌‌‍ ‍‌‍‌​​ ‍ ‌ ​​‌‍​‌‌ ‌​‌‍‍​​ ‌‌‍​ ‌‍ ‌‍ ‍‌ ‌​‌‍​‌‌‍​ ‌ ‌​​‍ ‍‌ ​​‌‍‍​‌‍ ‌‍ ‍‌‍‌‌​ ‌‍​‍‌‍​‌‌ ​ ‌‍‌‌‌‌‌‌‌ ​‍‌‍ ​​ ‌‌‍‍​‌ ‌​‌ ‌​‌ ​​‌ ​ ​‍‌‌​ ​ ‌​​‌​‍‌‌​ ​‍‌​‌‍​‍‌‌​ ​‍‌​‌‍‌‍​ ‌‍​ ‌‍ ‌‌ ‌​‌‍‌‌‌‍​ ‌‍ ‍‌‍ ‌‍ ​‌‍ ‌‍‌ ‌‍‍‌‌‍​‌​‍ ‍‌‍​ ‌‍ ‌‍ ‌​‍ ‍‌‍​‍‌ ​‍​‍‌‌​ ​‍‌​‌‍‌‍​‌‌‍‌​‌‍ ‌‌‍‍‌‌‍ ‍​‍‌‍‌‍‍‌‌‍‌​​ ‌‌‍​‍‌ ​‍‌‍​‌‌‍ ‍‌‍‌​​‍‌‍‌ ‌​‌ ‍‌‌ ​​‌‍‌‌​ ‌‌‍​‍‌ ​‍‌‍​‌‌‍ ‍‌‍‌​​‍‌‍‌ ​​‌‍​‌‌ ‌​‌‍‍​​ ‌‌‍​ ‌‍ ‌‍ ‍‌ ‌​‌‍​‌‌‍​ ‌ ‌​​‍ ‍‌ ​​‌‍‍​‌‍ ‌‍ ‍‌‍‌‌​‍‌‍‌ ​​‌‍‌‌‌ ​‍‌ ​ ‌ ​​‌‍‌‌‌‍​ ‌ ‌​‌‍‍‌‌ ‌‍‌‍‌‌​ ‌‌ ​​‌ ‌‌‌‍​‍‌‍ ​‌‍‍‌‌ ​ ‌‍‍​‌‍‌‌‌‍‌​​‍​‍‌ ‌
Google MapsWhatsApp WhatsApp
CCM Tecnologia​​​​‌ ‍ ​‍​‍‌‍ ‌ ​‍‌‍‍‌‌‍‌ ‌‍‍‌‌‍ ‍​‍​‍​ ‍‍​‍​‍‌ ​ ‌‍​‌‌‍ ‍‌‍‍‌‌ ‌​‌ ‍‌​‍ ‍‌‍‍‌‌‍ ​‍​‍​‍ ​​‍​‍‌‍‍​‌ ​‍‌‍‌‌‌‍‌‍​‍​‍​ ‍‍​‍​‍‌‍‍​‌ ‌​‌ ‌​‌ ​​‌ ​ ​ ‍‍​‍ ​‍ ‌‍​ ‌‍​ ‌‍ ‌‌ ‌​‌‍‌‌‌‍​ ‌‍ ‍‌‍ ‌‍ ​‌‍ ‌‍‌ ‌‍‍‌‌‍​‌​‍ ‍‌‍​ ‌‍ ‌‍ ‌​‍ ‍‌‍​‍‌ ​‍​‍ ‌‍​‌‌‍‌​‌‍ ‌‌‍‍‌‌‍ ‍​‍ ‌‍‍‌‌‍ ‍‌ ‌​‌‍‌‌‌‍ ‍‌ ‌​​‍ ‌‍‌‌‌‍‌​‌‍‍‌‌ ‌​​‍ ‌‍ ‌‌‍ ‌‍‌​‌‍‌‌​ ‌‌ ​​‌ ​‍‌‍‌‌‌ ​ ‌‍‌‌‌‍ ‍‌ ‌​‌‍​‌‌ ‌​‌‍‍‌‌‍ ‌‍ ‍​ ‍ ‌‍‍‌‌‍‌​​ ‌‌‍​‍‌ ​‍‌‍​‌‌‍ ‍‌‍‌​​ ‍ ‌ ‌​‌ ‍‌‌ ​​‌‍‌‌​ ‌‌‍​‍‌ ​‍‌‍​‌‌‍ ‍‌‍‌​​ ‍ ‌ ​​‌‍​‌‌ ‌​‌‍‍​​ ‌‌‍ ‍‌‍​‌‌‍ ‌‌‍‌‌​ ‌‍​‍‌‍​‌‌ ​ ‌‍‌‌‌‌‌‌‌ ​‍‌‍ ​​ ‌‌‍‍​‌ ‌​‌ ‌​‌ ​​‌ ​ ​‍‌‌​ ​ ‌​​‌​‍‌‌​ ​‍‌​‌‍​‍‌‌​ ​‍‌​‌‍‌‍​ ‌‍​ ‌‍ ‌‌ ‌​‌‍‌‌‌‍​ ‌‍ ‍‌‍ ‌‍ ​‌‍ ‌‍‌ ‌‍‍‌‌‍​‌​‍ ‍‌‍​ ‌‍ ‌‍ ‌​‍ ‍‌‍​‍‌ ​‍​‍‌‌​ ​‍‌​‌‍‌‍​‌‌‍‌​‌‍ ‌‌‍‍‌‌‍ ‍​‍‌‍‌‍‍‌‌‍‌​​ ‌‌‍​‍‌ ​‍‌‍​‌‌‍ ‍‌‍‌​​‍‌‍‌ ‌​‌ ‍‌‌ ​​‌‍‌‌​ ‌‌‍​‍‌ ​‍‌‍​‌‌‍ ‍‌‍‌​​‍‌‍‌ ​​‌‍​‌‌ ‌​‌‍‍​​ ‌‌‍ ‍‌‍​‌‌‍ ‌‌‍‌‌​‍‌‍‌ ​​‌‍‌‌‌ ​‍‌ ​ ‌ ​​‌‍‌‌‌‍​ ‌ ‌​‌‍‍‌‌ ‌‍‌‍‌‌​ ‌‌ ​​‌ ‌‌‌‍​‍‌‍ ​‌‍‍‌‌ ​ ‌‍‍​‌‍‌‌‌‍‌​​‍​‍‌ ‌ © 2026
Política de Cookies​​​​‌ ‍ ​‍​‍‌‍ ‌ ​‍‌‍‍‌‌‍‌ ‌‍‍‌‌‍ ‍​‍​‍​ ‍‍​‍​‍‌ ​ ‌‍​‌‌‍ ‍‌‍‍‌‌ ‌​‌ ‍‌​‍ ‍‌‍‍‌‌‍ ​‍​‍​‍ ​​‍​‍‌‍‍​‌ ​‍‌‍‌‌‌‍‌‍​‍​‍​ ‍‍​‍​‍‌‍‍​‌ ‌​‌ ‌​‌ ​​‌ ​ ​ ‍‍​‍ ​‍ ‌‍​ ‌‍​ ‌‍ ‌‌ ‌​‌‍‌‌‌‍​ ‌‍ ‍‌‍ ‌‍ ​‌‍ ‌‍‌ ‌‍‍‌‌‍​‌​‍ ‍‌‍​ ‌‍ ‌‍ ‌​‍ ‍‌‍​‍‌ ​‍​‍ ‌‍​‌‌‍‌​‌‍ ‌‌‍‍‌‌‍ ‍​‍ ‌‍‍‌‌‍ ‍‌ ‌​‌‍‌‌‌‍ ‍‌ ‌​​‍ ‌‍‌‌‌‍‌​‌‍‍‌‌ ‌​​‍ ‌‍ ‌‌‍ ‌‍‌​‌‍‌‌​ ‌‌ ​​‌ ​‍‌‍‌‌‌ ​ ‌‍‌‌‌‍ ‍‌ ‌​‌‍​‌‌ ‌​‌‍‍‌‌‍ ‌‍ ‍​ ‍ ‌‍‍‌‌‍‌​​ ‌‌‍​ ‌‍ ‌‍ ‌‍‍ ‌‍‍‌‌‍‌‌​‍ ‌‌‍​ ‌‍ ‌‍ ‍‌ ​ ‌‍‌‌‌‍ ‍‌ ‌​​ ‍ ‌ ‌​‌ ‍‌‌ ​​‌‍‌‌​ ‌‌‍​ ‌‍ ‌‍ ‌‍‍ ‌‍‍‌‌‍‌‌‌​​ ‌‍ ‌‍ ‍‌ ​ ‌‍‌‌‌‍ ‍‌ ‌​​ ‍ ‌ ​​‌‍​‌‌ ‌​‌‍‍​​ ‌‌ ‌​‌‍‍‌‌ ‌​‌‍ ​‌‍‌‌​‍‌‌​ ‌‌‌​​‍‌‌ ‌‍‍ ‌‍‌‌‌ ‍‌​‍‌‌​ ​ ‌​‌​​‍‌‌​ ​ ‌​‌​​‍‌‌​ ​‍​ ​‍‌ ​​‌ ‌​​‍‌‌​ ​‍​ ​‍​‍‌‌​ ‌‌‌​‌​​‍ ‍‌ ‌‍‌‍​‌‌‍ ​‌ ‌‌‌‍‌‌​ ‌‍​‍‌‍​‌‌ ​ ‌‍‌‌‌‌‌‌‌ ​‍‌‍ ​​ ‌‌‍‍​‌ ‌​‌ ‌​‌ ​​‌ ​ ​‍‌‌​ ​ ‌​​‌​‍‌‌​ ​‍‌​‌‍​‍‌‌​ ​‍‌​‌‍‌‍​ ‌‍​ ‌‍ ‌‌ ‌​‌‍‌‌‌‍​ ‌‍ ‍‌‍ ‌‍ ​‌‍ ‌‍‌ ‌‍‍‌‌‍​‌​‍ ‍‌‍​ ‌‍ ‌‍ ‌​‍ ‍‌‍​‍‌ ​‍​‍‌‌​ ​‍‌​‌‍‌‍​‌‌‍‌​‌‍ ‌‌‍‍‌‌‍ ‍​‍‌‍‌‍‍‌‌‍‌​​ ‌‌‍​ ‌‍ ‌‍ ‌‍‍ ‌‍‍‌‌‍‌‌​‍ ‌‌‍​ ‌‍ ‌‍ ‍‌ ​ ‌‍‌‌‌‍ ‍‌ ‌​​‍‌‍‌ ‌​‌ ‍‌‌ ​​‌‍‌‌​ ‌‌‍​ ‌‍ ‌‍ ‌‍‍ ‌‍‍‌‌‍‌‌‌​​ ‌‍ ‌‍ ‍‌ ​ ‌‍‌‌‌‍ ‍‌ ‌​​‍‌‍‌ ​​‌‍​‌‌ ‌​‌‍‍​​ ‌‌ ‌​‌‍‍‌‌ ‌​‌‍ ​‌‍‌‌​‍‌‌​ ‌‌‌​​‍‌‌ ‌‍‍ ‌‍‌‌‌ ‍‌​‍‌‌​ ​ ‌​‌​​‍‌‌​ ​ ‌​‌​​‍‌‌​ ​‍​ ​‍‌ ​​‌ ‌​​‍‌‌​ ​‍​ ​‍​‍‌‌​ ‌‌‌​‌​​‍ ‍‌ ‌‍‌‍​‌‌‍ ​‌ ‌‌‌‍‌‌​‍‌‍‌ ​​‌‍‌‌‌ ​‍‌ ​ ‌ ​​‌‍‌‌‌‍​ ‌ ‌​‌‍‍‌‌ ‌‍‌‍‌‌​ ‌‌ ​​‌ ‌‌‌‍​‍‌‍ ​‌‍‍‌‌ ​ ‌‍‍​‌‍‌‌‌‍‌​​‍​‍‌ ‌
Português